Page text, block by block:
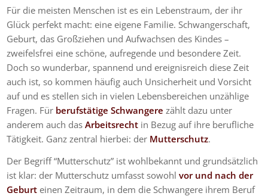
Für die meisten Menschen ist es ein Lebenstraum, der ihr
Glück perfekt macht: eine eigene Familie. Schwangerschaft,
Geburt, das Großziehen und Aufwachsen des Kindes –
zweifelsfrei eine schöne, aufregende und besondere Zeit.
Doch so wunderbar, spannend und ereignisreich diese Zeit
auch ist, so kommen häufig auch Unsicherheit und Vorsicht
auf und es stellen sich in vielen Lebensbereichen unzählige
Fragen. Für berufstätige Schwangere zählt dazu unter
anderem auch dasArbeitsrecht in Bezug auf ihre berufliche
Tätigkeit. Ganz zentral hierbei: der Mutterschutz.
Der Begriff “Mutterschutz” ist wohlbekannt und grundsätzlich
ist klar: der Mutterschutz umfasst sowohlvor und nach der
Geburt einen Zeitraum, in dem die Schwangere ihrem Beruf